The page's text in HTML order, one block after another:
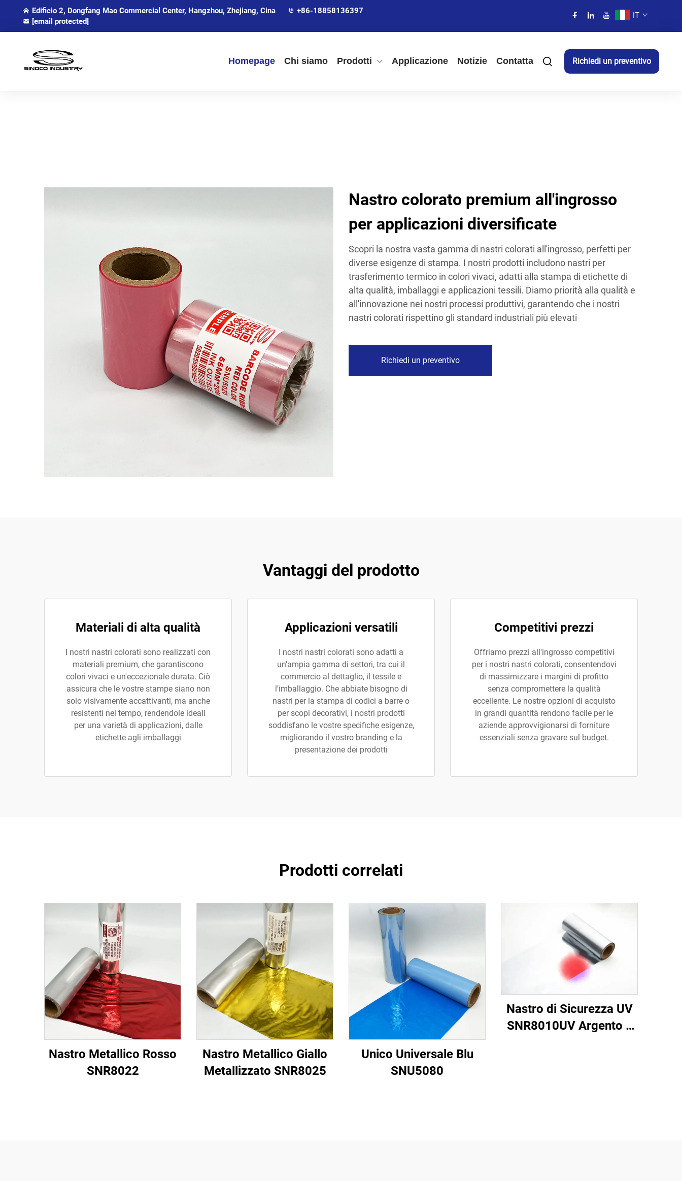
Edificio 2, Dongfang Mao Commercial Center, Hangzhou, Zhejiang, Cina
+86-18858136397
[email protected]
IT
Homepage Chi siamo Prodotti Applicazione Notizie Contatta Richiedi un preventivo
Nastro colorato premium all'ingrosso
per applicazioni diversificate
Scopri la nostra vasta gamma di nastri colorati all'ingrosso, perfetti per
diverse esigenze di stampa. I nostri prodotti includono nastri per
trasferimento termico in colori vivaci, adatti alla stampa di etichette di
alta qualità, imballaggi e applicazioni tessili. Diamo priorità alla qualità e
all'innovazione nei nostri processi produttivi, garantendo che i nostri
nastri colorati rispettino gli standard industriali più elevati
Richiedi un preventivo
Vantaggi del prodotto
Materiali di alta qualità
I nostri nastri colorati sono realizzati con
materiali premium, che garantiscono
colori vivaci e un'eccezionale durata. Ciò
assicura che le vostre stampe siano non
solo visivamente accattivanti, ma anche
resistenti nel tempo, rendendole ideali
per una varietà di applicazioni, dalle
etichette agli imballaggi
Applicazioni versatili
I nostri nastri colorati sono adatti a
un'ampia gamma di settori, tra cui il
commercio al dettaglio, il tessile e
l'imballaggio. Che abbiate bisogno di
nastri per la stampa di codici a barre o
per scopi decorativi, i nostri prodotti
soddisfano le vostre specifiche esigenze,
migliorando il vostro branding e la
presentazione dei prodotti
Competitivi prezzi
Offriamo prezzi all'ingrosso competitivi
per i nostri nastri colorati, consentendovi
di massimizzare i margini di profitto
senza compromettere la qualità
eccellente. Le nostre opzioni di acquisto
in grandi quantità rendono facile per le
aziende approvvigionarsi di forniture
essenziali senza gravare sul budget.
Prodotti correlati
Nastro Metallico Rosso
SNR8022
Nastro Metallico Giallo
Metallizzato SNR8025
Unico Universale Blu
SNU5080
Nastro di Sicurezza UV
SNR8010UV Argento a